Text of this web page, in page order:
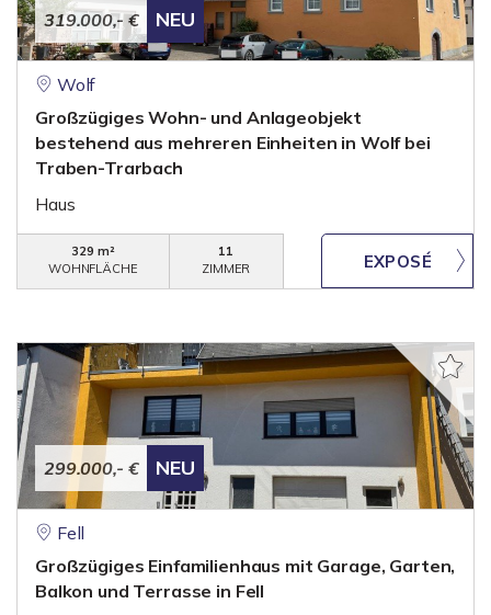
319.000,- € NEU
Wolf
Großzügiges Wohn- und Anlageobjekt
bestehend aus mehreren Einheiten in Wolf bei
Traben-Trarbach
Haus
329 m²
WOHNFLÄCHE
11
ZIMMER
299.000,- € NEU
Fell
Großzügiges Einfamilienhaus mit Garage, Garten,
Balkon und Terrasse in Fell